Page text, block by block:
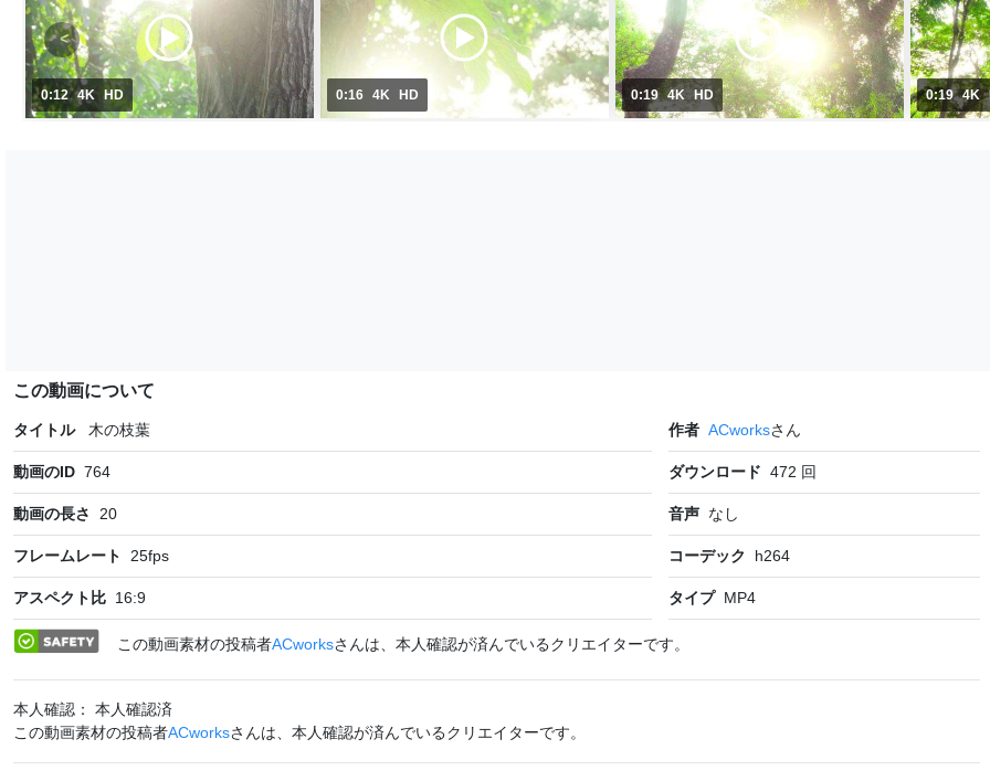
0:12 4K HD 0:16 4K HD 0:19 4K HD 0:19 4K
この動画について
タイトル 木の枝葉
動画のID 764
動画の長さ 20
フレームレート 25fps
アスペクト比 16:9
作者 ACworksさん
ダウンロード 472 回
音声 なし
コーデック h264
タイプ MP4
この動画素材の投稿者ACworksさんは、本人確認が済んでいるクリエイターです。
本人確認： 本人確認済
この動画素材の投稿者ACworksさんは、本人確認が済んでいるクリエイターです。